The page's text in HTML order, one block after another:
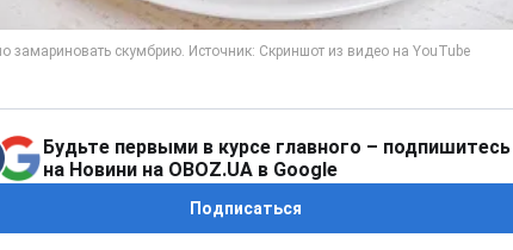
Будьте первыми в курсе главного – подпишитесь
на Новини на OBOZ.UA в Google
Подписаться